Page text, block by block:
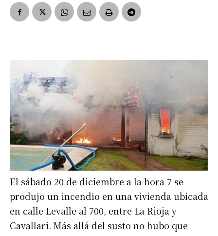
El sábado 20 de diciembre a la hora 7 se
produjo un incendio en una vivienda ubicada
en calle Levalle al 700, entre La Rioja y
Cavallari. Más allá del susto no hubo que